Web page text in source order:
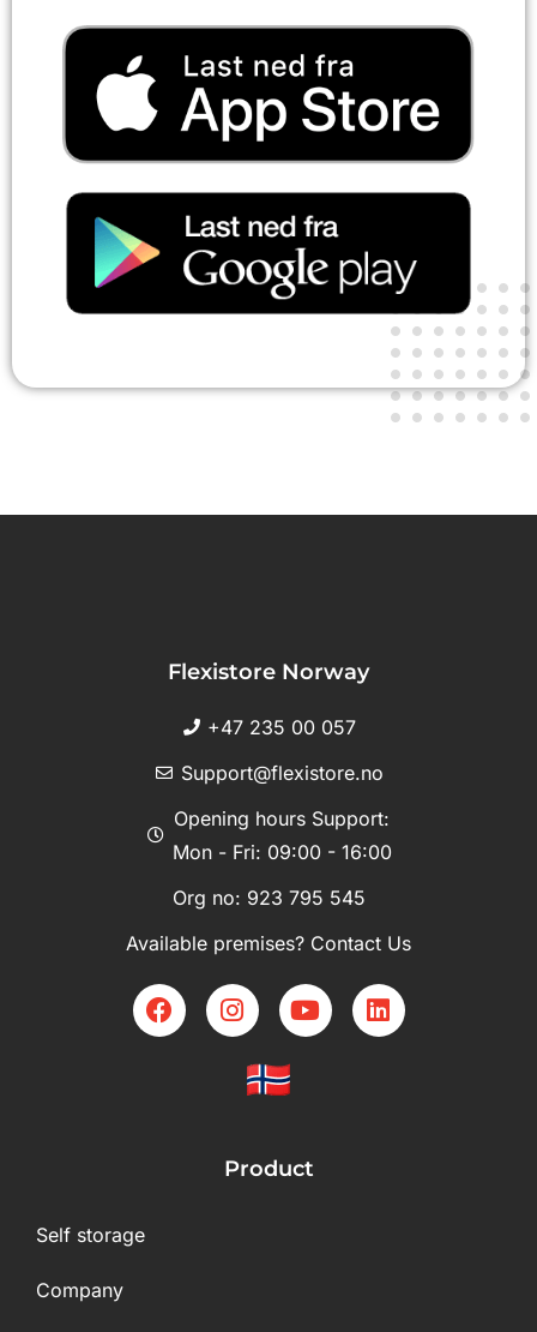
Flexistore Norway
+47 235 00 057
Support@flexistore.no
Opening hours Support:
Mon - Fri: 09:00 - 16:00
Org no: 923 795 545
Available premises? Contact Us
Product
Self storage
Company